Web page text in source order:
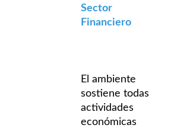
Sector
Financiero
El ambiente
sostiene todas
actividades
económicas